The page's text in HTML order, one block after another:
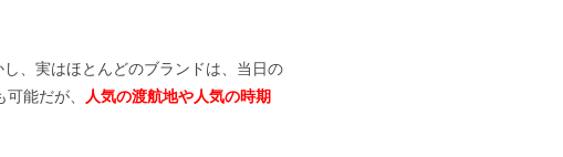
、実はほとんどのブランドは、当日の
能だが、
人気の渡航地や人気の時期